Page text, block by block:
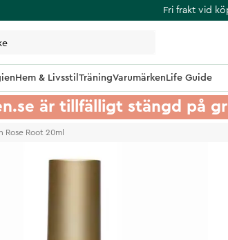
Fri frakt vid
Hem & Livsstil TräningVarumärkenLife Guide
är tillfälligt stängd på
Rose Root 20ml